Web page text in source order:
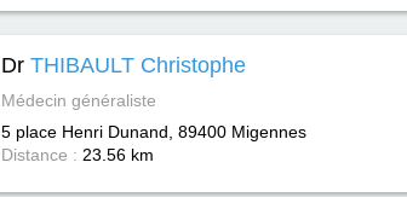
Dr THIBAULT Christophe
Médecin généraliste
5 place Henri Dunand, 89400 Migennes
Distance : 23.56 km